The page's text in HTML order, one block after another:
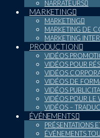
NARRATEURS
MARKETING
MARKETING
MARKETING DE
MARKETING
PRODUCTION
VIDÉOS
VIDÉOS POUR
VIDÉOS
VIDÉOS DE
VIDÉOS
VIDÉOS POUR LE
VIDÉOS –
ÉVÉNEMENTS
PRÉSENTATIONS
ÉVÉNEMENTS